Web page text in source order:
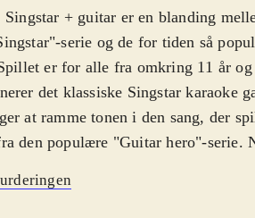
Singstar + guitar er en blanding
serie og de for tiden så
er for alle fra omkring 11 år
det klassiske Singstar karaoke
at ramme tonen i den sang, der
den populære "Guitar hero"-serie.
anvende en guitarcontroller og